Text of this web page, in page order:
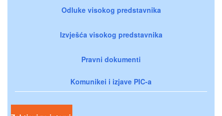
Odluke visokog predstavnika
Izvješća visokog predstavnika
Pravni dokumenti
Komunikei i izjave PIC-a